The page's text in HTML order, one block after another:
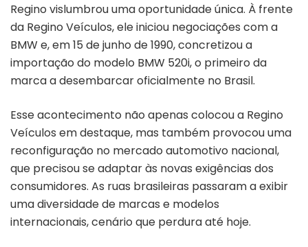
Regino vislumbrou uma oportunidade única. À frente
da Regino Veículos, ele iniciou negociações com a
BMW e, em 15 de junho de 1990, concretizou a
importação do modelo BMW 520i, o primeiro da
marca a desembarcar oficialmente no Brasil.
Esse acontecimento não apenas colocou a Regino
Veículos em destaque, mas também provocou uma
reconfiguração no mercado automotivo nacional,
que precisou se adaptar às novas exigências dos
consumidores. As ruas brasileiras passaram a exibir
uma diversidade de marcas e modelos
internacionais, cenário que perdura até hoje.